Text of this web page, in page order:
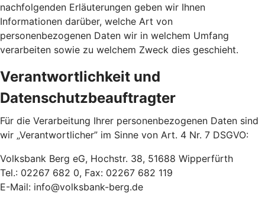
nachfolgenden Erläuterungen geben wir Ihnen
Informationen darüber, welche Art von
personenbezogenen Daten wir in welchem Umfang
verarbeiten sowie zu welchem Zweck dies geschieht.
Verantwortlichkeit und
Datenschutzbeauftragter
Für die Verarbeitung Ihrer personenbezogenen Daten sind
wir „Verantwortlicher” im Sinne von Art. 4 Nr. 7 DSGVO:
Volksbank Berg eG, Hochstr. 38, 51688 Wipperfürth
Tel.: 02267 682 0, Fax: 02267 682 119
E-Mail: info@volksbank-berg.de